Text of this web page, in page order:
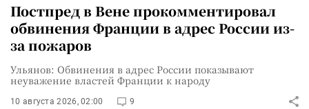
Постпред в Вене прокомментировал
обвинения Франции в адрес России из-
за пожаров
Ульянов: Обвинения в адрес России показывают
неуважение властей Франции к народу
10 августа 2026, 02:00 9